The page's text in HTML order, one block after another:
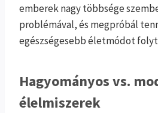
emberek nagy többsége
problémával, és megpróbál
egészségesebb életmódot
Hagyományos vs.
élelmiszerek